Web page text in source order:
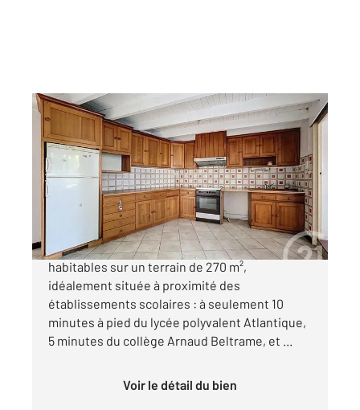
LUCON 85
104,44 m
2, 5 pièces
Ref : 1361
Maison à vendre
133 750 €
À vendre à Luçon Maison mitoyenne de 104 m²
habitables sur un terrain de 270 m²,
idéalement située à proximité des
établissements scolaires : à seulement 10
minutes à pied du lycée polyvalent Atlantique,
5 minutes du collège Arnaud Beltrame, et ...
Voir le détail du bien